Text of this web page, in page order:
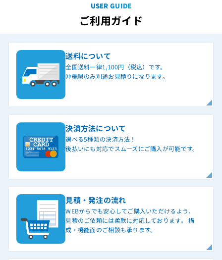
USER GUIDE
ご利用ガイド
送料について
全国送料一律1,100円（税込）です。
沖縄県のみ別途お見積りになります。
決済方法について
選べる5種類の決済方法！
後払いにも対応でスムーズにご購入が可能です。
見積・発注の流れ
WEBからでも安心してご購入いただけるよう、
見積のご依頼には柔軟に対応しております。 構
成・機能面のご相談も承ります。